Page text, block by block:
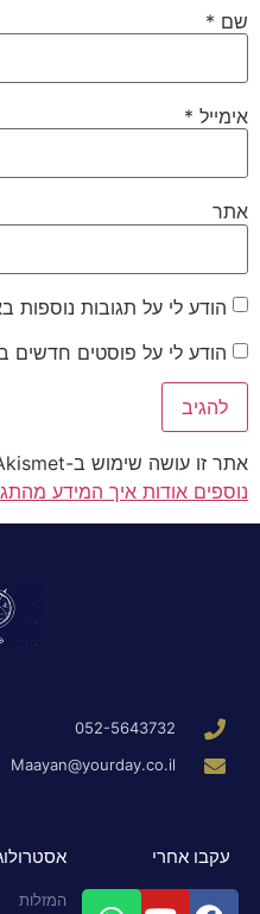
שם *
אימייל *
אתר
הודע לי על תגובות נוספות
הודע לי על פוסטים חדשים
אתר זו עושה שימוש ב-Akismet כדי לסנן תגובות זבל.
נוספים אודות איך המידע
052-5643732
Maayan@yourday.co.il
עקבו אחרי
המזלות